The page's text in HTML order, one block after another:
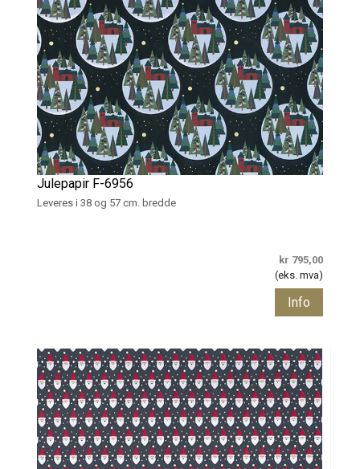
Julepapir F-6956
Leveres i 38 og 57 cm. bredde
kr 795,00
(eks. mva)
Info